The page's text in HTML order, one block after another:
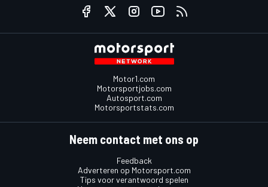
Motor1.com
Motorsportjobs.com
Autosport.com
Motorsportstats.com
Neem contact met ons op
Feedback
Adverteren op Motorsport.com
Tips voor verantwoord spelen